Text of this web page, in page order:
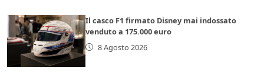
Il casco F1 firmato Disney mai indossato
venduto a 175.000 euro
8 Agosto 2026